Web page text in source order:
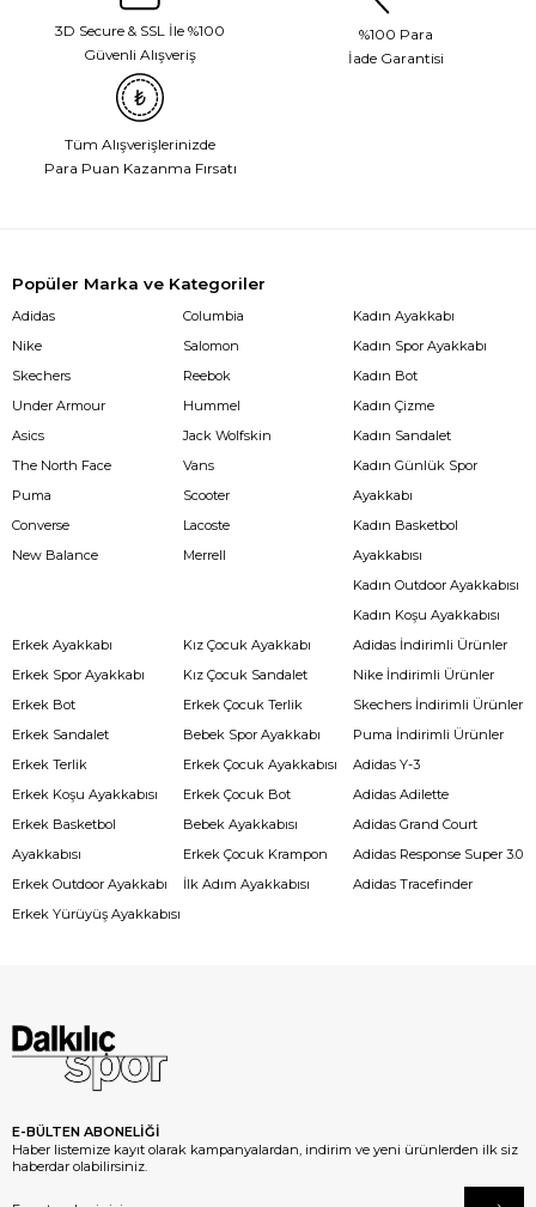
3D Secure & SSL İle %100
Güvenli Alışveriş
%100 Para
İade Garantisi
Tüm Alışverişlerinizde
Para Puan Kazanma Fırsatı
Popüler Marka ve Kategoriler
Adidas
Nike
Skechers
Under Armour
Asics
The North Face
Puma
Converse
New Balance
Columbia
Salomon
Reebok
Hummel
Jack Wolfskin
Vans
Scooter
Lacoste
Merrell
Kadın Ayakkabı
Kadın Spor Ayakkabı
Kadın Bot
Kadın Çizme
Kadın Sandalet
Kadın Günlük Spor
Ayakkabı
Kadın Basketbol
Ayakkabısı
Kadın Outdoor Ayakkabısı
Kadın Koşu Ayakkabısı
Erkek Ayakkabı
Erkek Spor Ayakkabı
Erkek Bot
Erkek Sandalet
Erkek Terlik
Erkek Koşu Ayakkabısı
Erkek Basketbol
Ayakkabısı
Erkek Outdoor Ayakkabı
Erkek Yürüyüş Ayakkabısı
Kız Çocuk Ayakkabı
Kız Çocuk Sandalet
Erkek Çocuk Terlik
Bebek Spor Ayakkabı
Erkek Çocuk Ayakkabısı
Erkek Çocuk Bot
Bebek Ayakkabısı
Erkek Çocuk Krampon
İlk Adım Ayakkabısı
Adidas İndirimli Ürünler
Nike İndirimli Ürünler
Skechers İndirimli Ürünler
Puma İndirimli Ürünler
Adidas Y-3
Adidas Adilette
Adidas Grand Court
Adidas Response Super 3.0
Adidas Tracefinder
E-BÜLTEN ABONELİĞİ
Haber listemize kayıt olarak kampanyalardan, indirim ve yeni ürünlerden ilk siz
haberdar olabilirsiniz.